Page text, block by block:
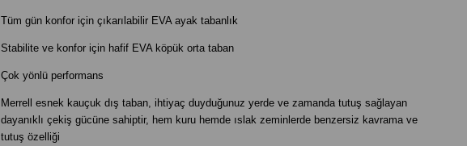
Tüm gün konfor için çıkarılabilir EVA ayak tabanlık
Stabilite ve konfor için hafif EVA köpük orta taban
Çok yönlü performans
Merrell esnek kauçuk dış taban, ihtiyaç duyduğunuz yerde ve zamanda tutuş sağlayan
dayanıklı çekiş gücüne sahiptir, hem kuru hemde ıslak zeminlerde benzersiz kavrama ve
tutuş özelliği